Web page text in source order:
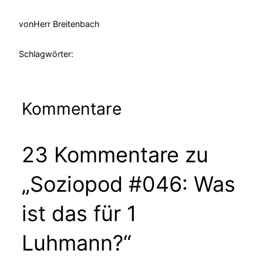
vonHerr Breitenbach
Schlagwörter:
Kommentare
23 Kommentare zu
„Soziopod #046: Was
ist das für 1
Luhmann?“